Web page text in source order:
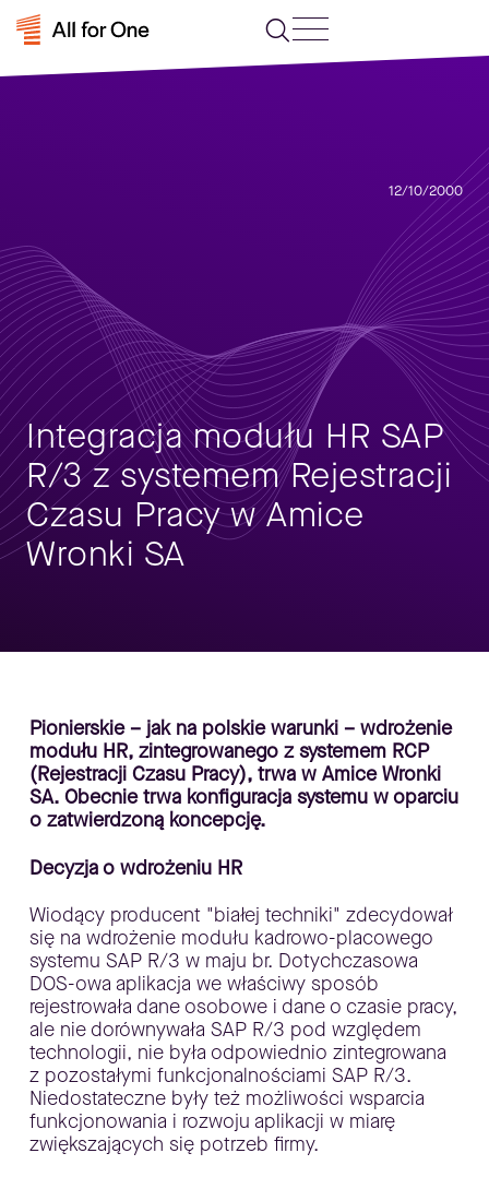
12/10/2000
Integracja modułu HR SAP
R/3 z systemem Rejestracji
Czasu Pracy w Amice
Wronki SA
Pionierskie – jak na polskie warunki – wdrożenie
modułu HR, zintegrowanego z systemem RCP
(Rejestracji Czasu Pracy), trwa w Amice Wronki
SA. Obecnie trwa konfiguracja systemu w oparciu
o zatwierdzoną koncepcję.
Decyzja o wdrożeniu HR
Wiodący producent "białej techniki" zdecydował
się na wdrożenie modułu kadrowo-placowego
systemu SAP R/3 w maju br. Dotychczasowa
DOS-owa aplikacja we właściwy sposób
rejestrowała dane osobowe i dane o czasie pracy,
ale nie dorównywała SAP R/3 pod względem
technologii, nie była odpowiednio zintegrowana
z pozostałymi funkcjonalnościami SAP R/3.
Niedostateczne były też możliwości wsparcia
funkcjonowania i rozwoju aplikacji w miarę
zwiększających się potrzeb firmy.